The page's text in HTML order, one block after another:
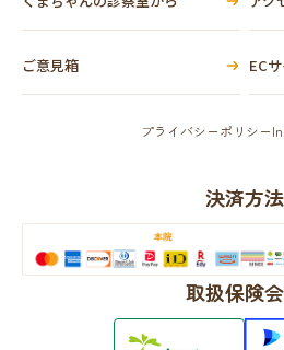
ご意見箱 EC
プライバシーポリシー
決済方法
取扱保険